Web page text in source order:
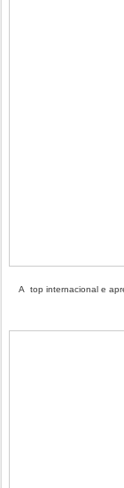
A top internacional e